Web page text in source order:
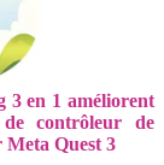
3 en 1 améliorent
contrôleur de
Meta Quest 3